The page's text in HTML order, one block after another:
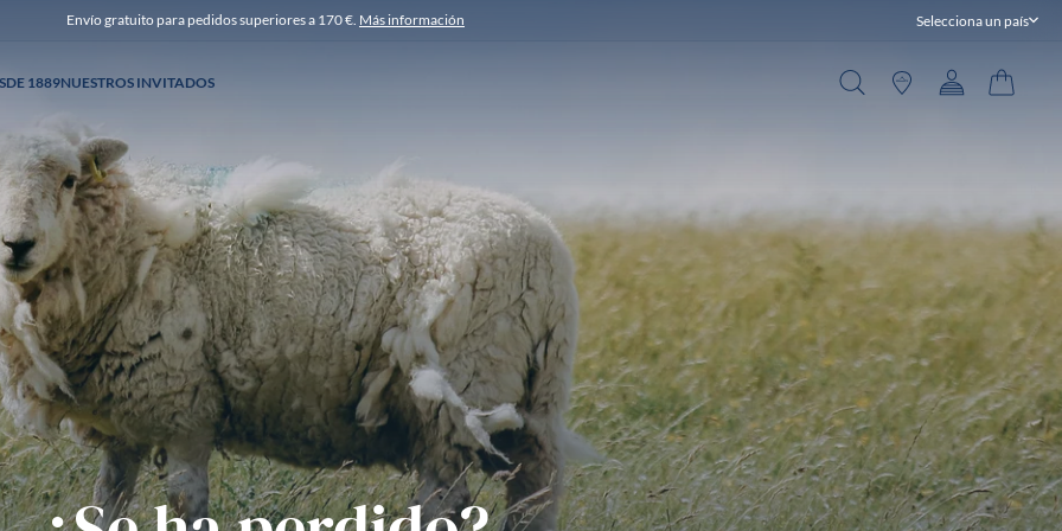
Envío gratuito para pedidos superiores a 170 €. Más información Selecciona un país
Cerrar
1889NUESTROS INVITADOS